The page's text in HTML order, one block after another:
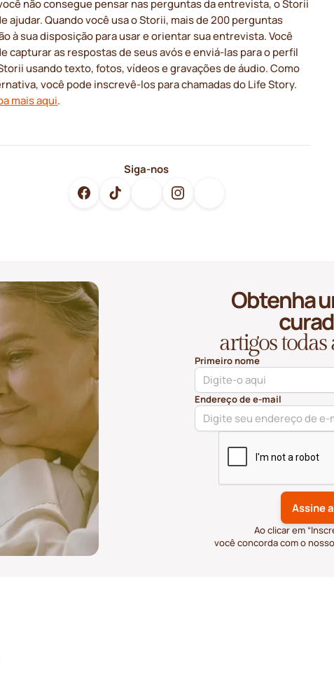
não consegue pensar nas perguntas da entrevista, o Storii
ajudar. Quando você usa o Storii, mais de 200 perguntas
à sua disposição para usar e orientar sua entrevista. Você
capturar as respostas de seus avós e enviá-las para o perfil
usando texto, fotos, vídeos e gravações de áudio. Como
você pode inscrevê-los para chamadas do Life Story.
mais aqui.
Siga-nos
Obtenha
artigos todas
Primeiro nome
Endereço de e-mail
Ao clicar em
você concorda com o nosso